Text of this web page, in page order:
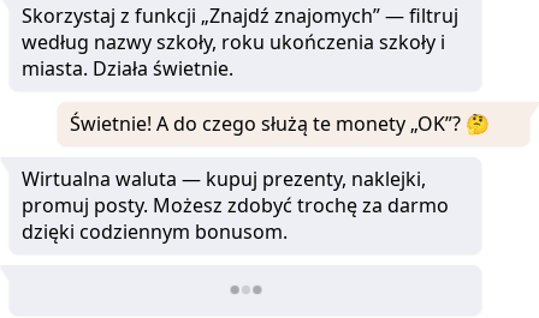
Skorzystaj z funkcji „Znajdź znajomych” — filtruj
według nazwy szkoły, roku ukończenia szkoły i
miasta. Działa świetnie.
Świetnie! A do czego służą te monety „OK”? 🤔
Wirtualna waluta — kupuj prezenty, naklejki,
promuj posty. Możesz zdobyć trochę za darmo
dzięki codziennym bonusom.